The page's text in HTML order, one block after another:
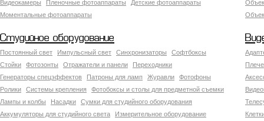
Видеокамеры
Пленочные фотоаппараты
Детские фотоаппараты
Моментальные фотоаппараты
Студийное оборудование
Постоянный свет Импульсный свет Синхронизаторы
Софтбоксы
Стойки
Фотозонты Отражатели и панели
Переходники
Генераторы спецэффектов
Патроны для ламп Журавли
Фотофоны
Ролики
Системы крепления
Фотобоксы и столы для предметной съемки
Лампы и колбы
Насадки
Сумки для студийного оборудования
Аккумуляторы для студийного света
Измерительное оборудование